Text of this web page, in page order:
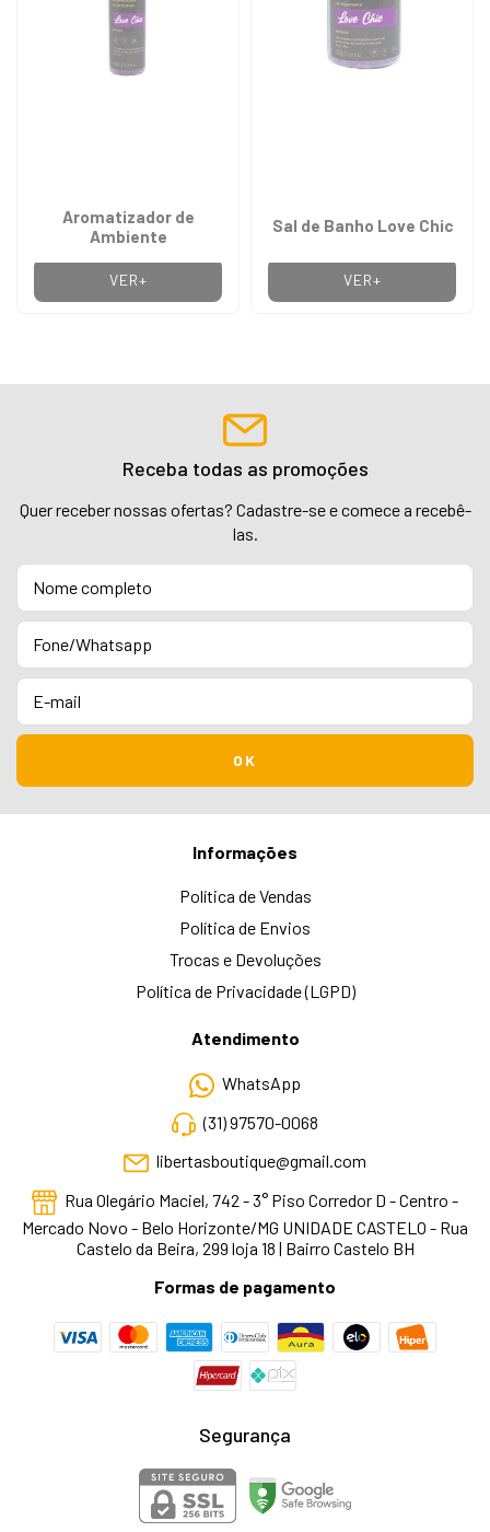
Aromatizador de
Ambiente
VER+
Sal de Banho Love Chic
VER+
Receba todas as promoções
Quer receber nossas ofertas? Cadastre-se e comece a recebê-
las.
Informações
Política de Vendas
Política de Envios
Trocas e Devoluções
Política de Privacidade (LGPD)
Atendimento
WhatsApp
(31) 97570-0068
libertasboutique@gmail.com
Rua Olegário Maciel, 742 - 3° Piso Corredor D - Centro -
Mercado Novo - Belo Horizonte/MG UNIDADE CASTELO - Rua
Castelo da Beira, 299 loja 18 | Bairro Castelo BH
Formas de pagamento
Segurança